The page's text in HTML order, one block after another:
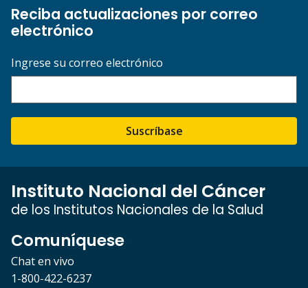
Reciba actualizaciones por correo
electrónico
Ingrese su correo electrónico
Suscríbase
Instituto Nacional del Cáncer
de los Institutos Nacionales de la Salud
Comuníquese
Chat en vivo
1-800-422-6237